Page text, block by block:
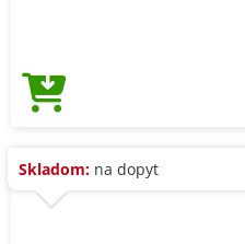
Skladom: na dopyt